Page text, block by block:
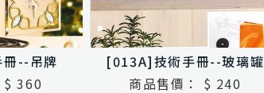
--吊牌
$ 360
[013A]技術手冊--玻璃罐
商品售價：
$ 240